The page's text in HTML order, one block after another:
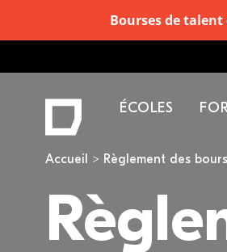
Vous êtes ici
Accueil Règlement des
ÉCOLES
Bourses de talent